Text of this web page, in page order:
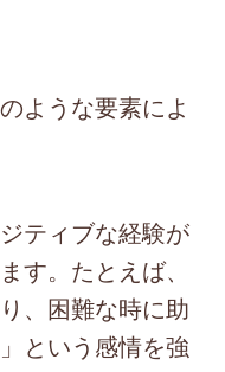
ような要素によ
ティブな経験が
す。たとえば、
、困難な時に助
という感情を強